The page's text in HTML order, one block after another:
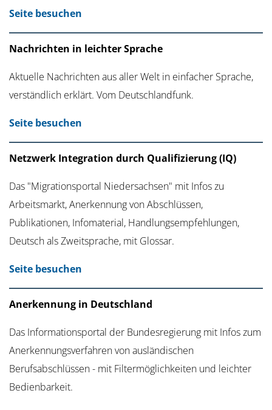
Seite besuchen
Nachrichten in leichter Sprache
Aktuelle Nachrichten aus aller Welt in einfacher Sprache,
verständlich erklärt. Vom Deutschlandfunk.
Seite besuchen
Netzwerk Integration durch Qualifizierung (IQ)
Das "Migrationsportal Niedersachsen" mit Infos zu
Arbeitsmarkt, Anerkennung von Abschlüssen,
Publikationen, Infomaterial, Handlungsempfehlungen,
Deutsch als Zweitsprache, mit Glossar.
Seite besuchen
Anerkennung in Deutschland
Das Informationsportal der Bundesregierung mit Infos zum
Anerkennungsverfahren von ausländischen
Berufsabschlüssen - mit Filtermöglichkeiten und leichter
Bedienbarkeit.